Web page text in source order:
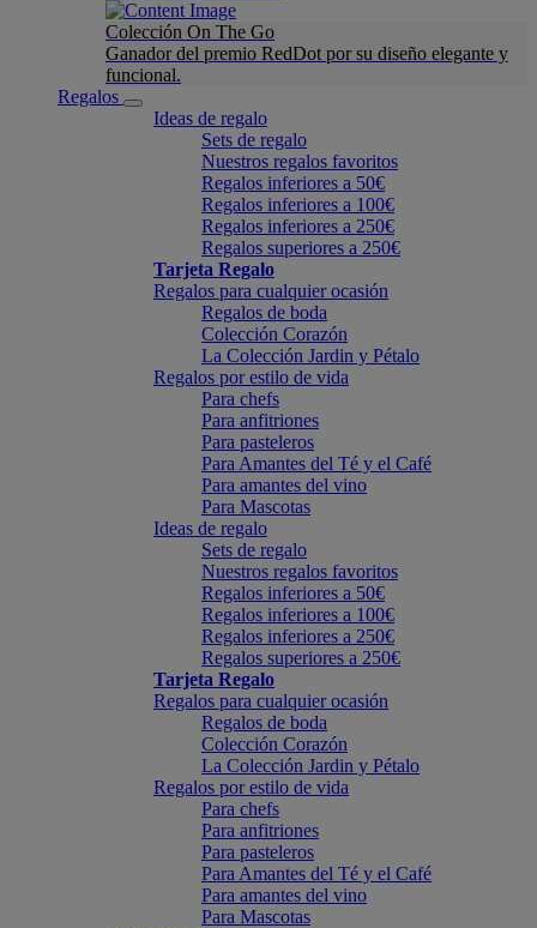
Colección On The Go
Ganador del premio RedDot por su diseño elegante y
funcional.
Regalos
Ideas de regalo
Sets de regalo
Nuestros regalos favoritos
Regalos inferiores a 50€
Regalos inferiores a 100€
Regalos inferiores a 250€
Regalos superiores a 250€
Tarjeta Regalo
Regalos para cualquier ocasión
Regalos de boda
Colección Corazón
La Colección Jardin y Pétalo
Regalos por estilo de vida
Para chefs
Para anfitriones
Para pasteleros
Para Amantes del Té y el Café
Para amantes del vino
Para Mascotas
Ideas de regalo
Sets de regalo
Nuestros regalos favoritos
Regalos inferiores a 50€
Regalos inferiores a 100€
Regalos inferiores a 250€
Regalos superiores a 250€
Tarjeta Regalo
Regalos para cualquier ocasión
Regalos de boda
Colección Corazón
La Colección Jardin y Pétalo
Regalos por estilo de vida
Para chefs
Para anfitriones
Para pasteleros
Para Amantes del Té y el Café
Para amantes del vino
Para Mascotas